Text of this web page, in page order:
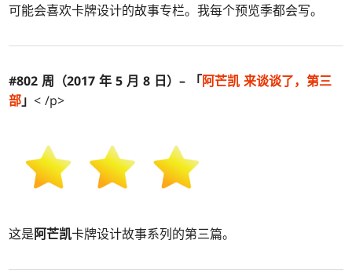
可能会喜欢卡牌设计的故事专栏。我每个预览季都会写。
#802 周（2017 年 5 月 8 日）– 「阿芒凯来谈谈了，第三
部」< /p>
这是阿芒凯卡牌设计故事系列的第三篇。